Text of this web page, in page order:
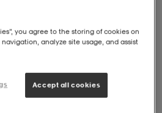
you agree to the storing of cookies on
analyze site usage, and assist
Accept all cookies